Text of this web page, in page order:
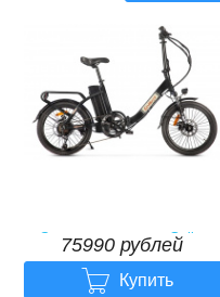
Электровелосипед Gelbert
Dors 2 PRO
75990 рублей
75990 рублей
 Купить